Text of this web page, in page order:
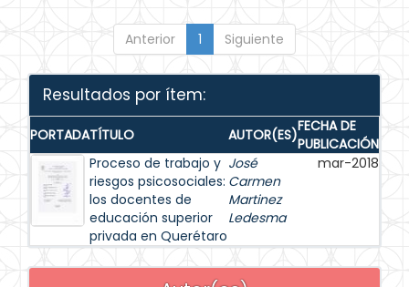
Anterior 1 Siguiente
Resultados por ítem:
PORTADATÍTULO AUTOR(ES)FECHA DE
PUBLICACIÓN
Proceso de trabajo y
riesgos psicosociales:
los docentes de
educación superior
privada en Querétaro
José
Carmen
Martinez
Ledesma
mar-2018